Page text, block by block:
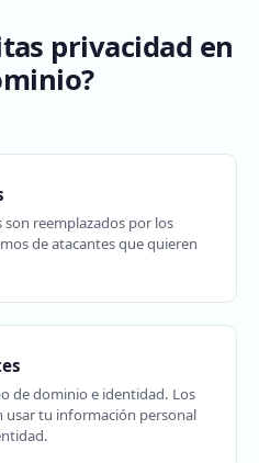
privacidad en
son reemplazados por los
de atacantes que quieren
de dominio e identidad. Los
usar tu información personal